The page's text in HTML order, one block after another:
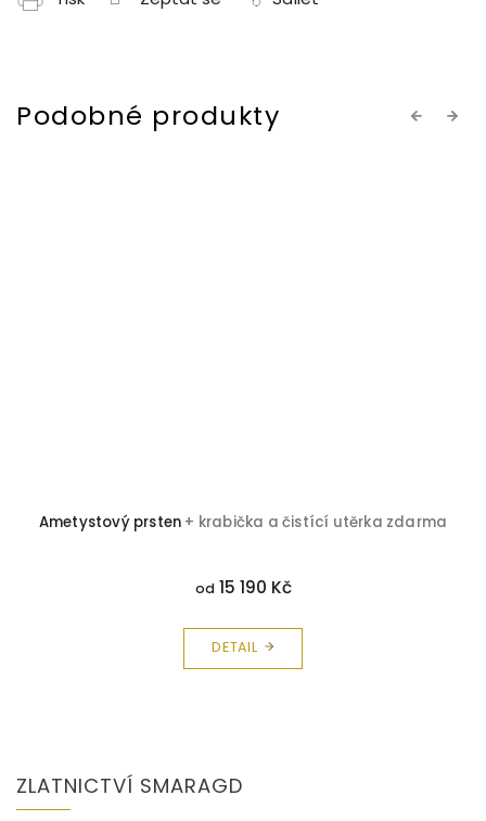
Previous
Ametystový prsten + krabička a čistící utěrka zdarma
od15 190 Kč
DETAIL
Next
ZLATNICTVÍ SMARAGD